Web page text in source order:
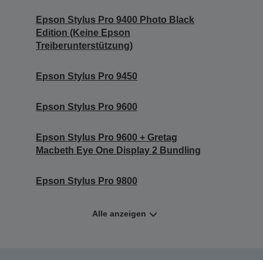
Epson Stylus Pro 9400 Photo Black
Edition (Keine Epson
Treiberunterstützung)
Epson Stylus Pro 9450
Epson Stylus Pro 9600
Epson Stylus Pro 9600 + Gretag
Macbeth Eye One Display 2 Bundling
Epson Stylus Pro 9800
Alle anzeigen